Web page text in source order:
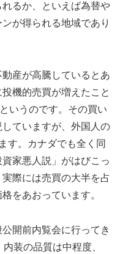
るか、といえば為替や
が得られる地域であり
産が高騰しているとあ
機的売買が増えたこと
いうのです。その買い
ていますが、外国人の
す。カナダでも全く同
家悪人説」がはびこっ
際には売買の大半を占
をあおっています。
開前内覧会に行ってき
装の品質は中程度、